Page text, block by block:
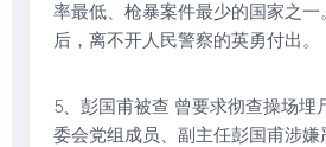
率最低、枪暴案件最少的国家之
后，离不开人民警察的英勇付出。
5、彭国甫被查 曾要求彻查操场埋
委会党组成员、副主任彭国甫涉嫌